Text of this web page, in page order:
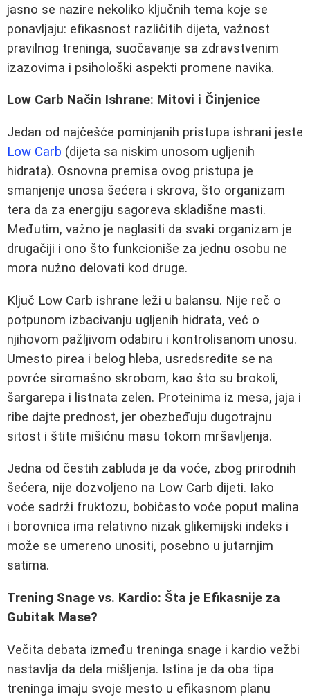
jasno se nazire nekoliko ključnih tema koje se
ponavljaju: efikasnost različitih dijeta, važnost
pravilnog treninga, suočavanje sa zdravstvenim
izazovima i psihološki aspekti promene navika.
Low Carb Način Ishrane: Mitovi i Činjenice
Jedan od najčešće pominjanih pristupa ishrani jeste
Low Carb (dijeta sa niskim unosom ugljenih
hidrata). Osnovna premisa ovog pristupa je
smanjenje unosa šećera i skrova, što organizam
tera da za energiju sagoreva skladišne masti.
Međutim, važno je naglasiti da svaki organizam je
drugačiji i ono što funkcioniše za jednu osobu ne
mora nužno delovati kod druge.
Ključ Low Carb ishrane leži u balansu. Nije reč o
potpunom izbacivanju ugljenih hidrata, već o
njihovom pažljivom odabiru i kontrolisanom unosu.
Umesto pirea i belog hleba, usredsredite se na
povrće siromašno skrobom, kao što su brokoli,
šargarepa i listnata zelen. Proteinima iz mesa, jaja i
ribe dajte prednost, jer obezbeđuju dugotrajnu
sitost i štite mišićnu masu tokom mršavljenja.
Jedna od čestih zabluda je da voće, zbog prirodnih
šećera, nije dozvoljeno na Low Carb dijeti. Iako
voće sadrži fruktozu, bobičasto voće poput malina
i borovnica ima relativno nizak glikemijski indeks i
može se umereno unositi, posebno u jutarnjim
satima.
Trening Snage vs. Kardio: Šta je Efikasnije za
Gubitak Mase?
Večita debata između treninga snage i kardio vežbi
nastavlja da dela mišljenja. Istina je da oba tipa
treninga imaju svoje mesto u efikasnom planu